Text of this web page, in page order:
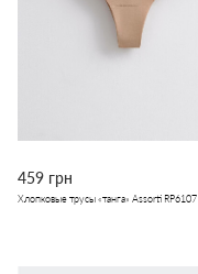
459 грн
Хлопковые трусы «танга» Assorti RP6107